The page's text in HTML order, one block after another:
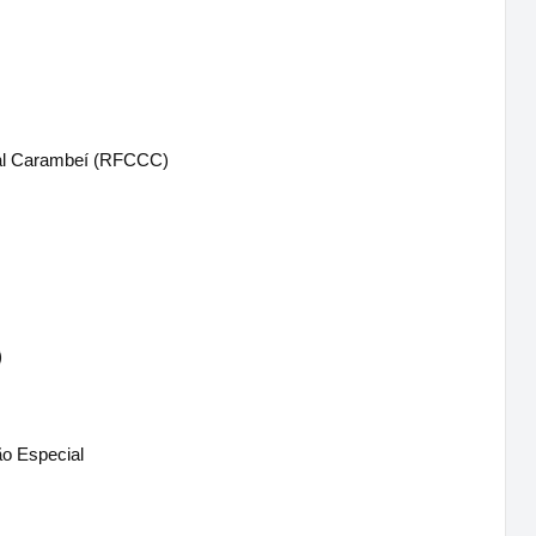
Carambeí (RFCCC)
Especial